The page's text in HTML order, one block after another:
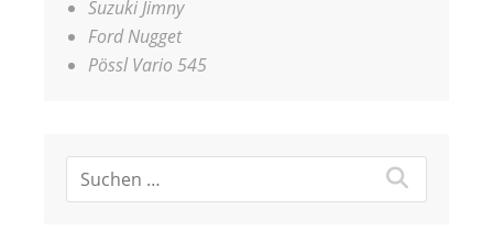
Suzuki Jimny
Ford Nugget
Pössl Vario 545